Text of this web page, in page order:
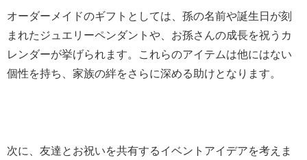
オーダーメイドのギフトとしては、孫の名前や誕生日が刻
まれたジュエリーペンダントや、お孫さんの成長を祝うカ
レンダーが挙げられます。これらのアイテムは他にはない
個性を持ち、家族の絆をさらに深める助けとなります。
次に、友達とお祝いを共有するイベントアイデアを考えま